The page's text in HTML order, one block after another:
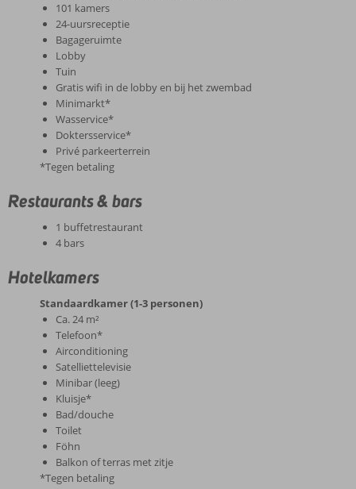
101 kamers
24-uursreceptie
Bagageruimte
Lobby
Tuin
Gratis wifi in de lobby en bij het zwembad
Minimarkt*
Wasservice*
Doktersservice*
Privé parkeerterrein
*Tegen betaling
Restaurants & bars
1 buffetrestaurant
4 bars
Hotelkamers
Standaardkamer (1-3 personen)
Ca. 24 m²
Telefoon*
Airconditioning
Satelliettelevisie
Minibar (leeg)
Kluisje*
Bad/douche
Toilet
Föhn
Balkon of terras met zitje
*Tegen betaling